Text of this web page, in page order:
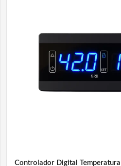
Controlador Digital